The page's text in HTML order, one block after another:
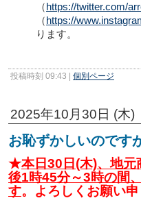
（https://twitter.com/
（https://
ります。
投稿時刻 09:43 | 個別ページ
2025年10月30日 (木)
お恥ずかしいのです
★本日30日(木)、地
後1時45分～3時の間
す。よろしくお願い